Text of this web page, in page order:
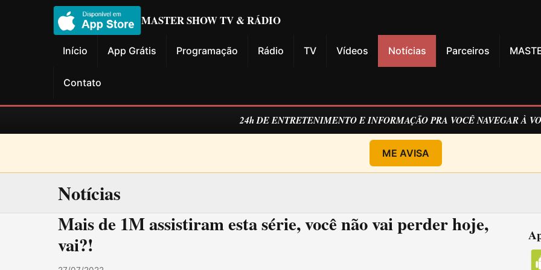
MASTER SHOW TV & RÁDIO
Início App Grátis Programação Rádio TV Vídeos Notícias Parceiros
Contato
24h DE ENTRETENIMENTO E INFORMAÇÃO PRA VOCÊ NAVEGAR À
ME AVISA
Notícias
Mais de 1M assistiram esta série, você não vai perder hoje,
vai?!